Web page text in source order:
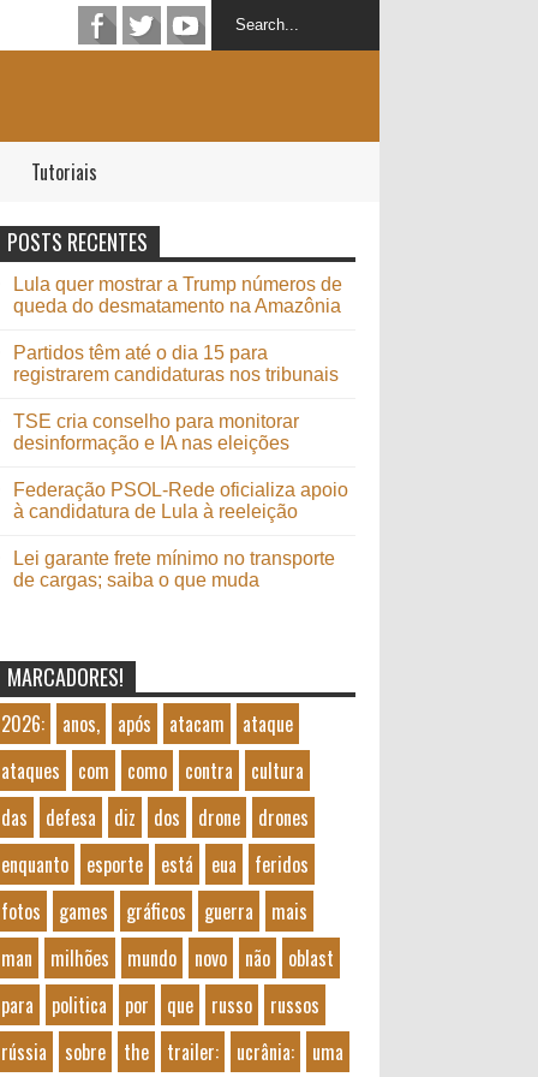
Tutoriais
POSTS RECENTES
Lula quer mostrar a Trump números de
queda do desmatamento na Amazônia
Partidos têm até o dia 15 para
registrarem candidaturas nos tribunais
TSE cria conselho para monitorar
desinformação e IA nas eleições
Federação PSOL-Rede oficializa apoio
à candidatura de Lula à reeleição
Lei garante frete mínimo no transporte
de cargas; saiba o que muda
MARCADORES!
2026: anos, após atacam
ataque
ataques
com como contra
cultura
das
defesa diz dos drone
drones
enquanto
esporte está eua
feridos
fotos
games gráficos guerra
mais
man
milhões mundo novo não
oblast
para
politica por que russo
russos
rússia
sobre the trailer: ucrânia:
uma